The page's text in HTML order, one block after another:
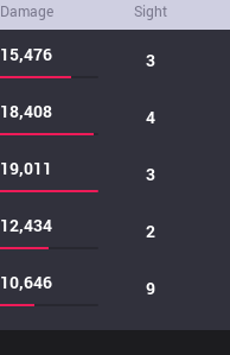
Damage Sight
15,476 3
18,408 4
19,011 3
12,434 2
10,646 9